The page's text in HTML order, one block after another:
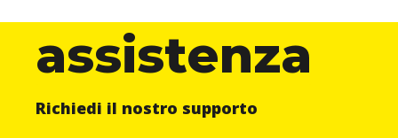
assistenza
Richiedi il nostro supporto